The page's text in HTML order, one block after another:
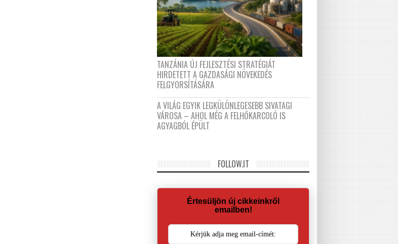
TANZÁNIA ÚJ FEJLESZTÉSI STRATÉGIÁT
HIRDETETT A GAZDASÁGI NÖVEKEDÉS
FELGYORSÍTÁSÁRA
A VILÁG EGYIK LEGKÜLÖNLEGESEBB SIVATAGI
VÁROSA – AHOL MÉG A FELHŐKARCOLÓ IS
AGYAGBÓL ÉPÜLT
FOLLOW.IT
Értesüljön új cikkeinkről
emailben!